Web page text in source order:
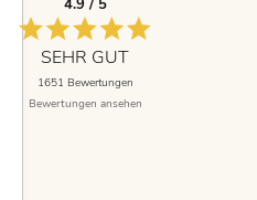
dem Paket gab es
per Mail ein Video
Aufbauanleitung,
mit Tips zur
4.9 / 5
SEHR GUT
1651 Bewertungen
Bewertungen ansehen